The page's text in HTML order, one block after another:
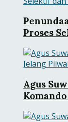
Proses
Agus